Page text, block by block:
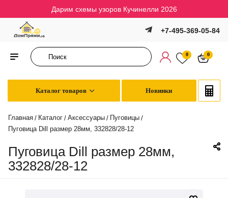
Дарим схемы узоров Кучинелли 2026
+7-495-369-05-84
0 0
Каталог товаров Новинки
Главная / Каталог / Аксессуары / Пуговицы /
Пуговица Dill размер 28мм, 332828/28-12
Пуговица Dill размер 28мм,
332828/28-12